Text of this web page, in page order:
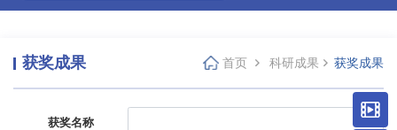
获奖成果 首页 科研成果 获奖成果
获奖名称